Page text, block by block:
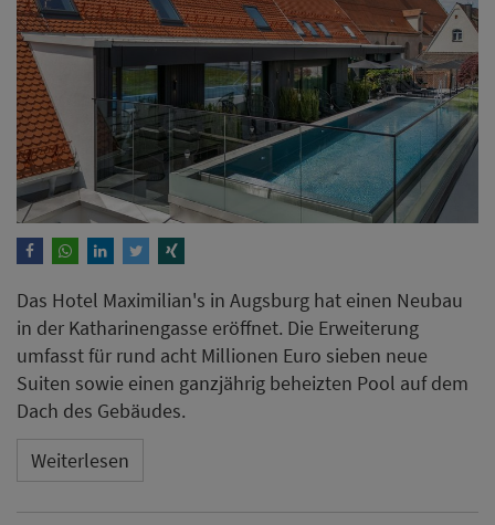
Das Hotel Maximilian's in Augsburg hat einen Neubau
in der Katharinengasse eröffnet. Die Erweiterung
umfasst für rund acht Millionen Euro sieben neue
Suiten sowie einen ganzjährig beheizten Pool auf dem
Dach des Gebäudes.
Weiterlesen